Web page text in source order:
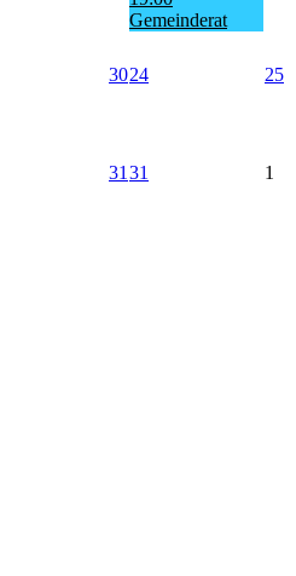
Gemeinderat
3024 25
31 31 1